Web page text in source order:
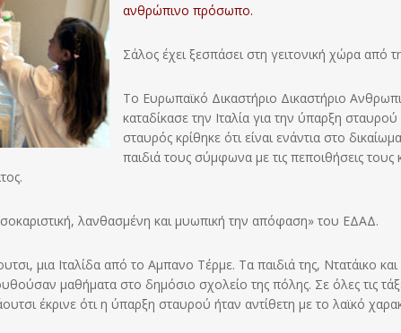
ανθρώπινο πρόσωπο.
Σάλος έχει ξεσπάσει στη γειτονική χώρα από
Tο Ευρωπαϊκό Δικαστήριο Δικαστήριο
καταδίκασε την Ιταλία για την ύπαρξη
σταυρός κρίθηκε ότι είναι ενάντια στο
παιδιά τους σύμφωνα με τις πεποιθήσεις
λανθασμένη και μυωπική την απόφαση» του ΕΔΑΔ.
μια Ιταλίδα από το Αμπανο Τέρμε. Τα παιδιά της, Ντατάικο και
μαθήματα στο δημόσιο σχολείο της πόλης. Σε όλες τις
έκρινε ότι η ύπαρξη σταυρού ήταν αντίθετη με το λαϊκό